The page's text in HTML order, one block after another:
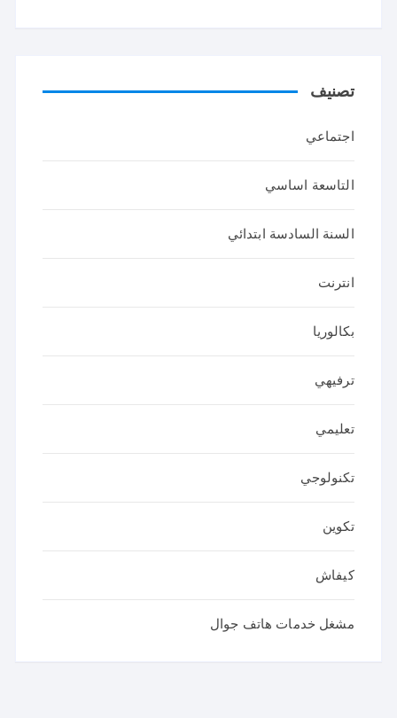
تصنيف
اجتماعي
التاسعة اساسي
السنة السادسة ابتدائي
انترنت
بكالوريا
ترفيهي
تعليمي
تكنولوجي
تكوين
كيفاش
مشغل خدمات هاتف جوال